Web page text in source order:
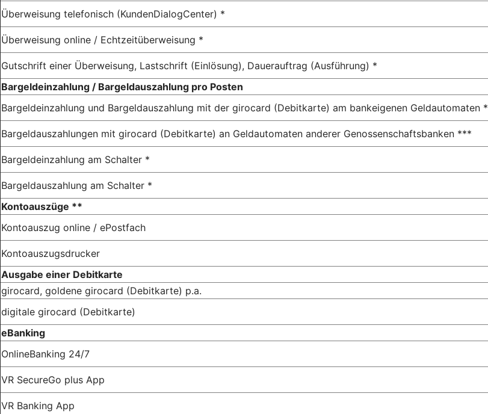
Überweisung telefonisch (KundenDialogCenter) *
Überweisung online / Echtzeitüberweisung *
Gutschrift einer Überweisung, Lastschrift (Einlösung), Dauerauftrag (Ausführung) *
Bargeldeinzahlung / Bargeldauszahlung pro Posten
Bargeldeinzahlung und Bargeldauszahlung mit der girocard (Debitkarte) am bankeigenen Geldautomaten *
Bargeldauszahlungen mit girocard (Debitkarte) an Geldautomaten anderer Genossenschaftsbanken ***
Bargeldeinzahlung am Schalter *
Bargeldauszahlung am Schalter *
Kontoauszüge **
Kontoauszug online / ePostfach
Kontoauszugsdrucker
Ausgabe einer Debitkarte
girocard, goldene girocard (Debitkarte) p.a.
digitale girocard (Debitkarte)
eBanking
OnlineBanking 24/7
VR SecureGo plus App
VR Banking App